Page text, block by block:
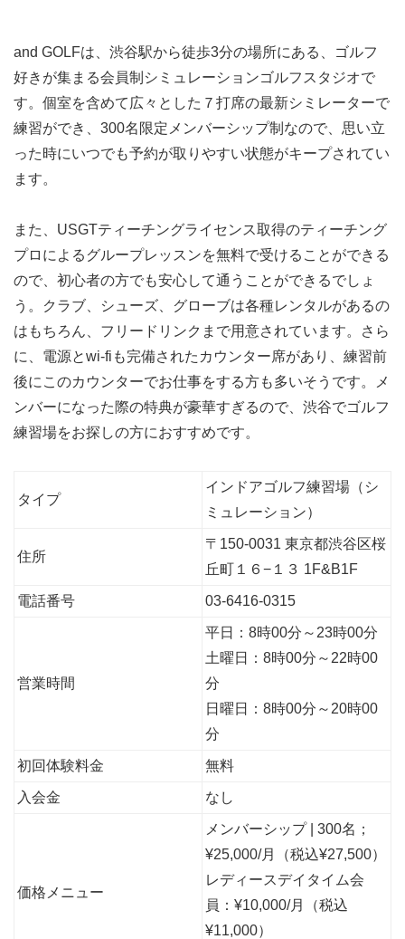
and GOLFは、渋谷駅から徒歩3分の場所にある、ゴルフ
好きが集まる会員制シミュレーションゴルフスタジオで
す。個室を含めて広々とした７打席の最新シミレーターで
練習ができ、300名限定メンバーシップ制なので、思い立
った時にいつでも予約が取りやすい状態がキープされてい
ます。
また、USGTティーチングライセンス取得のティーチング
プロによるグループレッスンを無料で受けることができる
ので、初心者の方でも安心して通うことができるでしょ
う。クラブ、シューズ、グローブは各種レンタルがあるの
はもちろん、フリードリンクまで用意されています。さら
に、電源とwi-fiも完備されたカウンター席があり、練習前
後にこのカウンターでお仕事をする方も多いそうです。メ
ンバーになった際の特典が豪華すぎるので、渋谷でゴルフ
練習場をお探しの方におすすめです。
タイプ
インドアゴルフ練習場（シ
ミュレーション）
住所
〒150-0031 東京都渋谷区桜
丘町１６−１３ 1F&B1F
電話番号 03-6416-0315
営業時間
平日：8時00分～23時00分
土曜日：8時00分～22時00
分
日曜日：8時00分～20時00
分
初回体験料金 無料
入会金 なし
価格メニュー
メンバーシップ | 300名；
¥25,000/月（税込¥27,500）
レディースデイタイム会
員：¥10,000/月（税込
¥11,000）